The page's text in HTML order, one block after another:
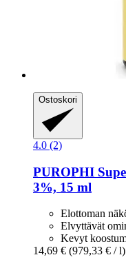
Ostoskori
4.0 (2)
PUROPHI
3%, 15 ml
Elottoman
Elvyttävät
Kevyt
14,69 € (979,33 € / l)